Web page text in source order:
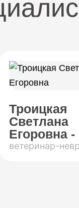
Троицкая
Светлана
Егоровна -
ветеринар-